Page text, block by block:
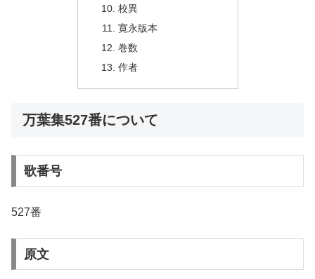
校異
寛永版本
巻数
作者
万葉集527番について
歌番号
527番
原文